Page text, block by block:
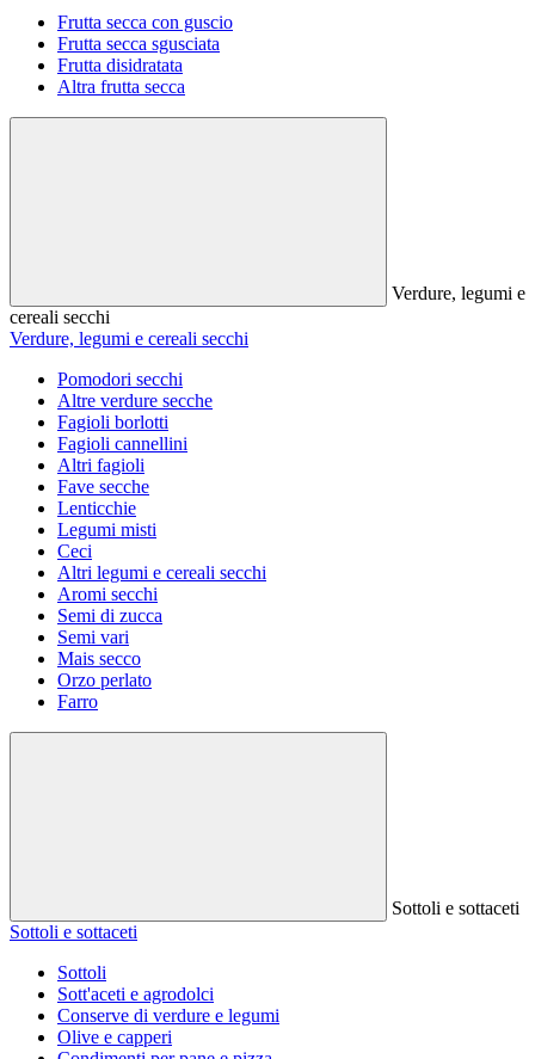
Frutta secca con guscio
Frutta secca sgusciata
Frutta disidratata
Altra frutta secca
Verdure, legumi e
cereali secchi
Verdure, legumi e cereali secchi
Pomodori secchi
Altre verdure secche
Fagioli borlotti
Fagioli cannellini
Altri fagioli
Fave secche
Lenticchie
Legumi misti
Ceci
Altri legumi e cereali secchi
Aromi secchi
Semi di zucca
Semi vari
Mais secco
Orzo perlato
Farro
Sottoli e sottaceti
Sottoli e sottaceti
Sottoli
Sott'aceti e agrodolci
Conserve di verdure e legumi
Olive e capperi